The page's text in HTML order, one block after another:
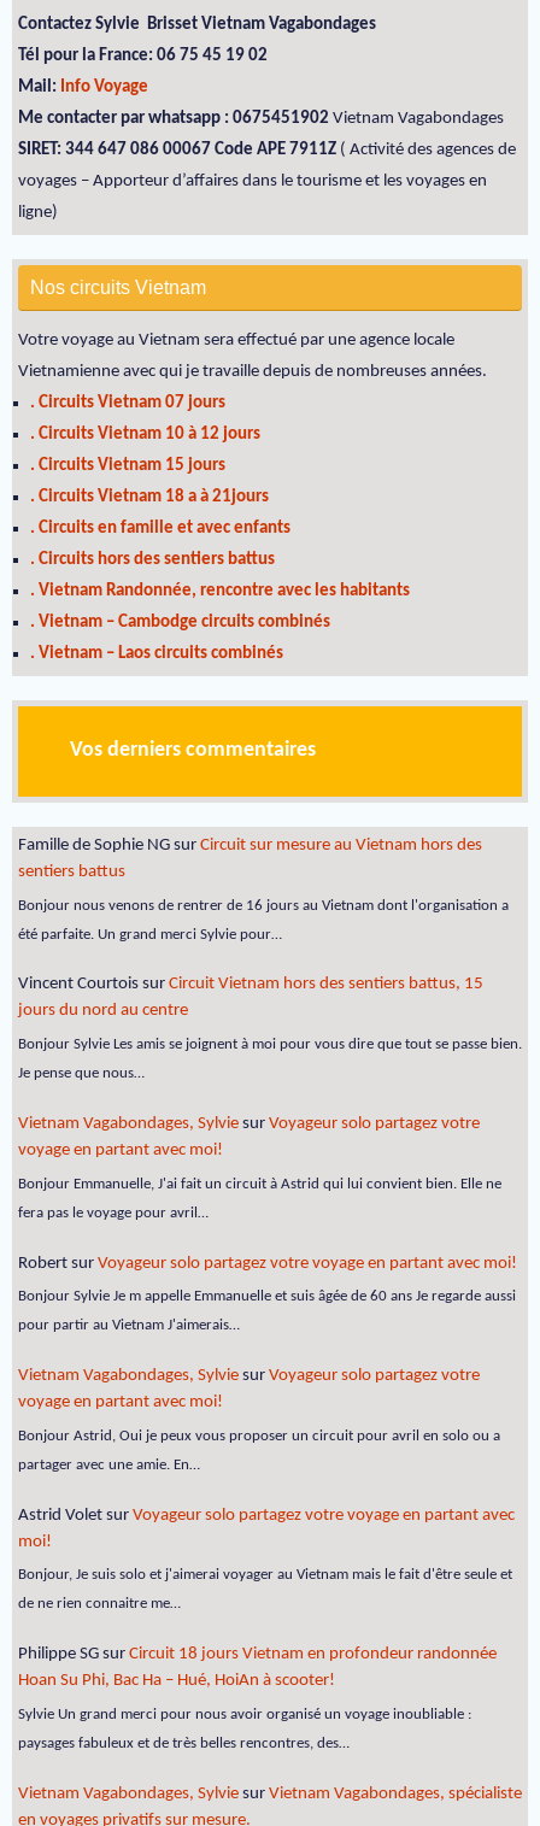
Contactez Sylvie Brisset Vietnam Vagabondages
Tél pour la France: 06 75 45 19 02
Mail: Info Voyage
Me contacter par whatsapp : 0675451902 Vietnam Vagabondages
SIRET: 344 647 086 00067 Code APE 7911Z ( Activité des agences de
voyages – Apporteur d’affaires dans le tourisme et les voyages en
ligne)
Nos circuits Vietnam
Votre voyage au Vietnam sera effectué par une agence locale
Vietnamienne avec qui je travaille depuis de nombreuses années.
. Circuits Vietnam 07 jours
. Circuits Vietnam 10 à 12 jours
. Circuits Vietnam 15 jours
. Circuits Vietnam 18 a à 21jours
. Circuits en famille et avec enfants
. Circuits hors des sentiers battus
. Vietnam Randonnée, rencontre avec les habitants
. Vietnam – Cambodge circuits combinés
. Vietnam – Laos circuits combinés
Vos derniers commentaires
Famille de Sophie NG sur Circuit sur mesure au Vietnam hors des
sentiers battus
Bonjour nous venons de rentrer de 16 jours au Vietnam dont l'organisation a
été parfaite. Un grand merci Sylvie pour…
Vincent Courtois sur Circuit Vietnam hors des sentiers battus, 15
jours du nord au centre
Bonjour Sylvie Les amis se joignent à moi pour vous dire que tout se passe bien.
Je pense que nous…
Vietnam Vagabondages, Sylvie sur Voyageur solo partagez votre
voyage en partant avec moi!
Bonjour Emmanuelle, J'ai fait un circuit à Astrid qui lui convient bien. Elle ne
fera pas le voyage pour avril…
Robert sur Voyageur solo partagez votre voyage en partant avec moi!
Bonjour Sylvie Je m appelle Emmanuelle et suis âgée de 60 ans Je regarde aussi
pour partir au Vietnam J'aimerais…
Vietnam Vagabondages, Sylvie sur Voyageur solo partagez votre
voyage en partant avec moi!
Bonjour Astrid, Oui je peux vous proposer un circuit pour avril en solo ou a
partager avec une amie. En…
Astrid Volet sur Voyageur solo partagez votre voyage en partant avec
moi!
Bonjour, Je suis solo et j'aimerai voyager au Vietnam mais le fait d'être seule et
de ne rien connaitre me…
Philippe SG sur Circuit 18 jours Vietnam en profondeur randonnée
Hoan Su Phi, Bac Ha – Hué, HoiAn à scooter!
Sylvie Un grand merci pour nous avoir organisé un voyage inoubliable :
paysages fabuleux et de très belles rencontres, des…
Vietnam Vagabondages, Sylvie sur Vietnam Vagabondages, spécialiste
en voyages privatifs sur mesure.